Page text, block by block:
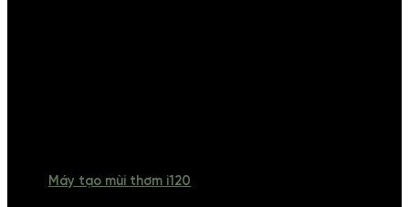
Máy tạo mùi thơm i120